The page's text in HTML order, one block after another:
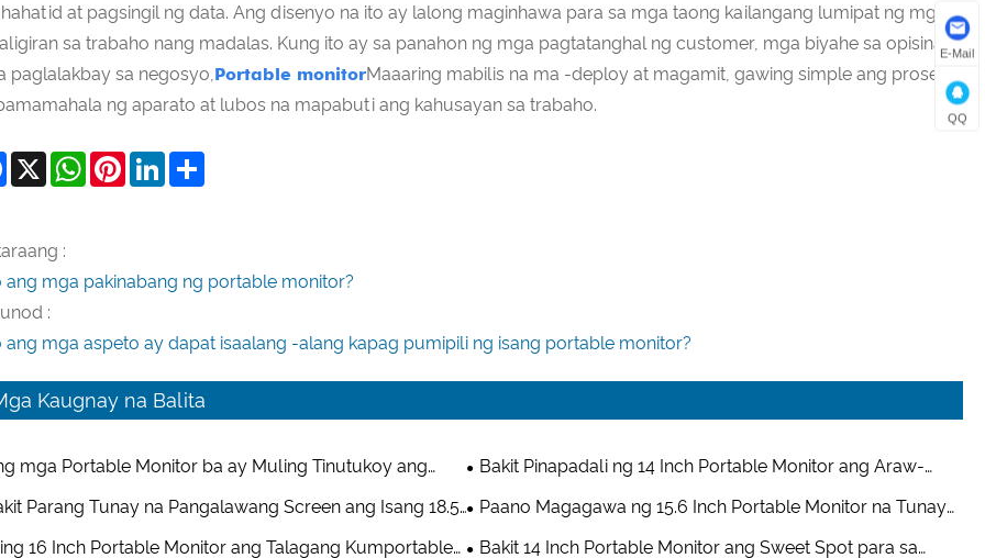
at pagsingil ng data. Ang disenyo na ito ay lalong maginhawa para sa mga taong kailangang lumipat ng mga
sa trabaho nang madalas. Kung ito ay sa panahon ng mga pagtatanghal ng customer, mga biyahe sa opisina o
paglalakbay sa negosyo, Portable monitorMaaaring mabilis na ma -deploy at magamit, gawing simple ang proseso
ng aparato at lubos na mapabuti ang kahusayan sa trabaho.
Facebook
X WhatsAppPinterestLinkedIn
:
ang mga pakinabang ng portable monitor?
:
ang mga aspeto ay dapat isaalang -alang kapag pumipili ng isang portable monitor?
Kaugnay na Balita
mga Portable Monitor ba ay Muling Tinutukoy ang
Device Productivity at Entertainment?
Bakit Pinapadali ng 14 Inch Portable Monitor ang Araw-
araw na Trabaho?
Parang Tunay na Pangalawang Screen ang Isang 18.5
Portable Monitor?
Paano Magagawa ng 15.6 Inch Portable Monitor na Tunay
na Mobile ang Iyong Setup?
16 Inch Portable Monitor ang Talagang Kumportable
Bakit 14 Inch Portable Monitor ang Sweet Spot para sa
E-Mail
QQ